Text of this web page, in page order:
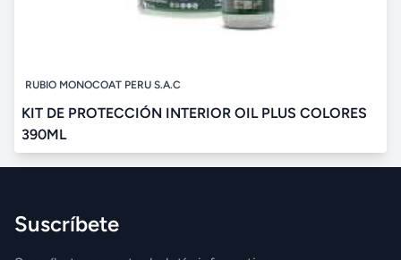
RUBIO MONOCOAT PERU S.A.C
KIT DE PROTECCIÓN INTERIOR OIL PLUS COLORES
390ML
Suscríbete